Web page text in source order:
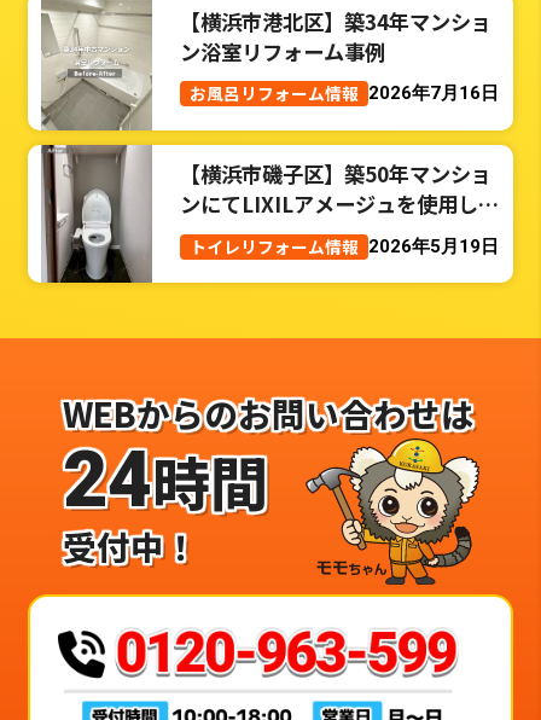
【横浜市港北区】築34年マンショ
ン浴室リフォーム事例
お風呂リフォーム情報 2026年7月16日
【横浜市磯子区】築50年マンショ
ンにてLIXILアメージュを使用した
トイレリフォーム事例
トイレリフォーム情報 2026年5月19日
WEBからのお問い合わせは
24時間
受付中！